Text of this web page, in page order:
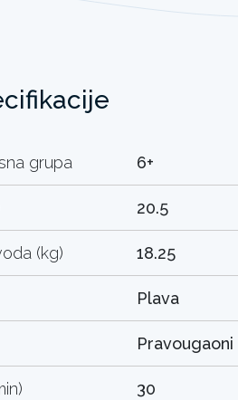
grupa 6+
20.5
(kg) 18.25
Plava
Pravougaoni
30